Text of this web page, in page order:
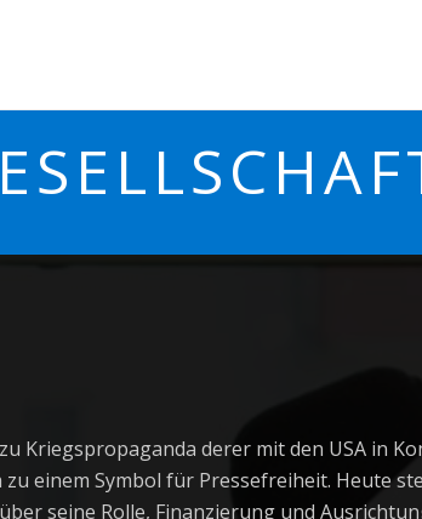
Kriegspropaganda derer mit den USA in
einem Symbol für Pressefreiheit. Heute
seine Rolle, Finanzierung und